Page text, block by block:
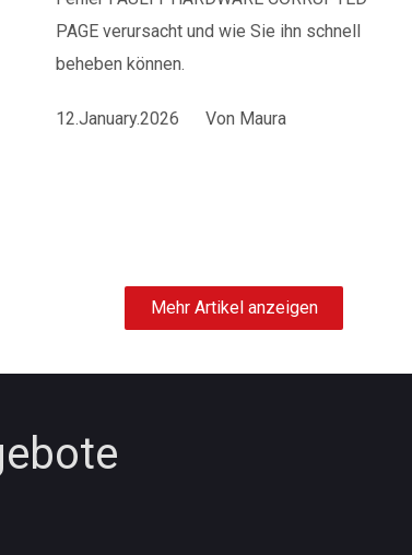
PAGE verursacht und wie Sie ihn schnell
beheben können.
12.January.2026 Von Maura
Mehr Artikel anzeigen